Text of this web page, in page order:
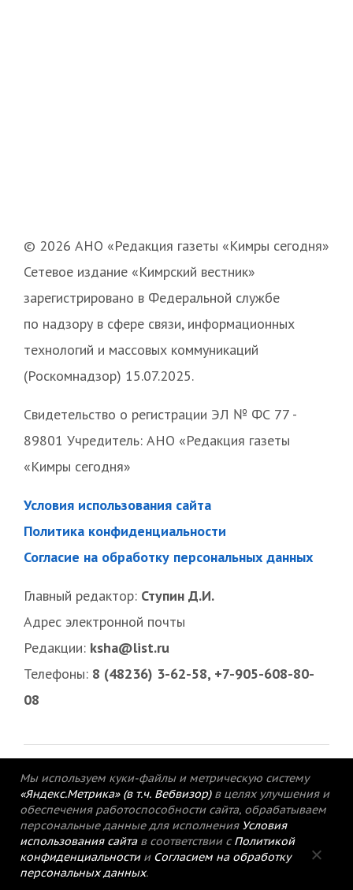
© 2026 АНО «Редакция газеты «Кимры сегодня»
Сетевое издание «Кимрский вестник»
зарегистрировано в Федеральной службе
по надзору в сфере связи, информационных
технологий и массовых коммуникаций
(Роскомнадзор) 15.07.2025.
Свидетельство о регистрации ЭЛ № ФС 77 -
89801 Учредитель: АНО «Редакция газеты
«Кимры сегодня»
Условия использования сайта
Политика конфиденциальности
Согласие на обработку персональных данных
Главный редактор: Ступин Д.И.
Адрес электронной почты
Редакции: ksha@list.ru
Телефоны: 8 (48236) 3-62-58, +7-905-608-80-
08
© 2015-2021 Редакция газеты «Кимрский
Мы используем куки-файлы и метрическую систему
«Яндекс.Метрика» (в т.ч. Вебвизор) в целях улучшения и
обеспечения работоспособности сайта, обрабатываем
персональные данные для исполнения Условия
использования сайтав соответствии с Политикой
конфиденциальностии Согласием на обработку
персональных данных.